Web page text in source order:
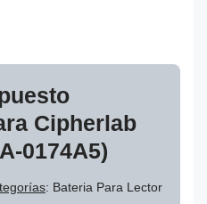
Cipherlab
0174A5)
: Bateria Para Lector